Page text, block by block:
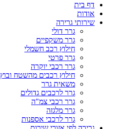
דף בית
אודות
שירותי גרירה
גרר דולי
גרר משקפיים
חילוץ רכב חשמלי
גרר פרטי
גרר רכבי יוקרה
חילוץ רכבים מהשטח ובוץ
משאית גרר
גרר לרכבים גדולים
גרר רכבי צמ"ה
גרר מלגזה
גרר לרכבי אספנות